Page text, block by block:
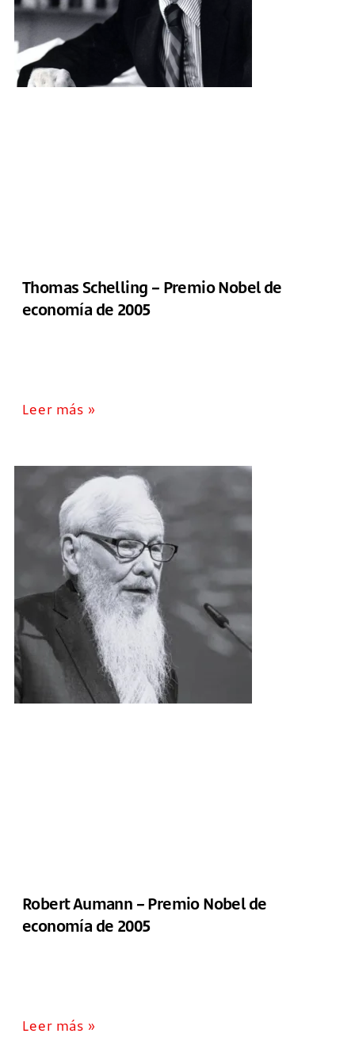
Thomas Schelling – Premio Nobel de
economía de 2005
Leer más »
Robert Aumann – Premio Nobel de
economía de 2005
Leer más »